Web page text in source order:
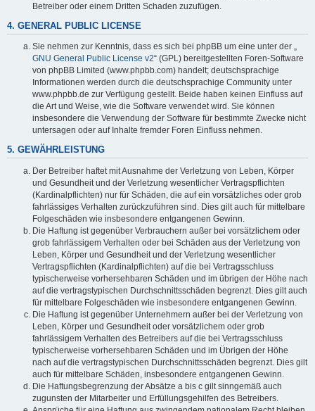
Betreiber oder einem Dritten Schaden zuzufügen.
4. GENERAL PUBLIC LICENSE
Sie nehmen zur Kenntnis, dass es sich bei phpBB um eine unter der „
GNU General Public License v2“ (GPL) bereitgestellten Foren-Software
von phpBB Limited (www.phpbb.com) handelt; deutschsprachige
Informationen werden durch die deutschsprachige Community unter
www.phpbb.de zur Verfügung gestellt. Beide haben keinen Einfluss auf
die Art und Weise, wie die Software verwendet wird. Sie können
insbesondere die Verwendung der Software für bestimmte Zwecke nicht
untersagen oder auf Inhalte fremder Foren Einfluss nehmen.
5. GEWÄHRLEISTUNG
Der Betreiber haftet mit Ausnahme der Verletzung von Leben, Körper
und Gesundheit und der Verletzung wesentlicher Vertragspflichten
(Kardinalpflichten) nur für Schäden, die auf ein vorsätzliches oder grob
fahrlässiges Verhalten zurückzuführen sind. Dies gilt auch für mittelbare
Folgeschäden wie insbesondere entgangenen Gewinn.
Die Haftung ist gegenüber Verbrauchern außer bei vorsätzlichem oder
grob fahrlässigem Verhalten oder bei Schäden aus der Verletzung von
Leben, Körper und Gesundheit und der Verletzung wesentlicher
Vertragspflichten (Kardinalpflichten) auf die bei Vertragsschluss
typischerweise vorhersehbaren Schäden und im übrigen der Höhe nach
auf die vertragstypischen Durchschnittsschäden begrenzt. Dies gilt auch
für mittelbare Folgeschäden wie insbesondere entgangenen Gewinn.
Die Haftung ist gegenüber Unternehmern außer bei der Verletzung von
Leben, Körper und Gesundheit oder vorsätzlichem oder grob
fahrlässigem Verhalten des Betreibers auf die bei Vertragsschluss
typischerweise vorhersehbaren Schäden und im Übrigen der Höhe
nach auf die vertragstypischen Durchschnittsschäden begrenzt. Dies gilt
auch für mittelbare Schäden, insbesondere entgangenen Gewinn.
Die Haftungsbegrenzung der Absätze a bis c gilt sinngemäß auch
zugunsten der Mitarbeiter und Erfüllungsgehilfen des Betreibers.